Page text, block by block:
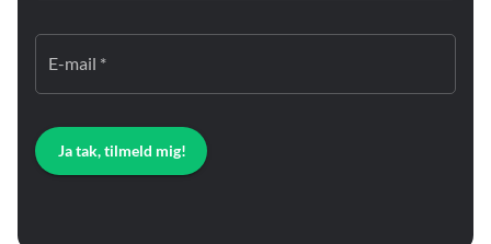
E-mail *
Ja tak, tilmeld mig!